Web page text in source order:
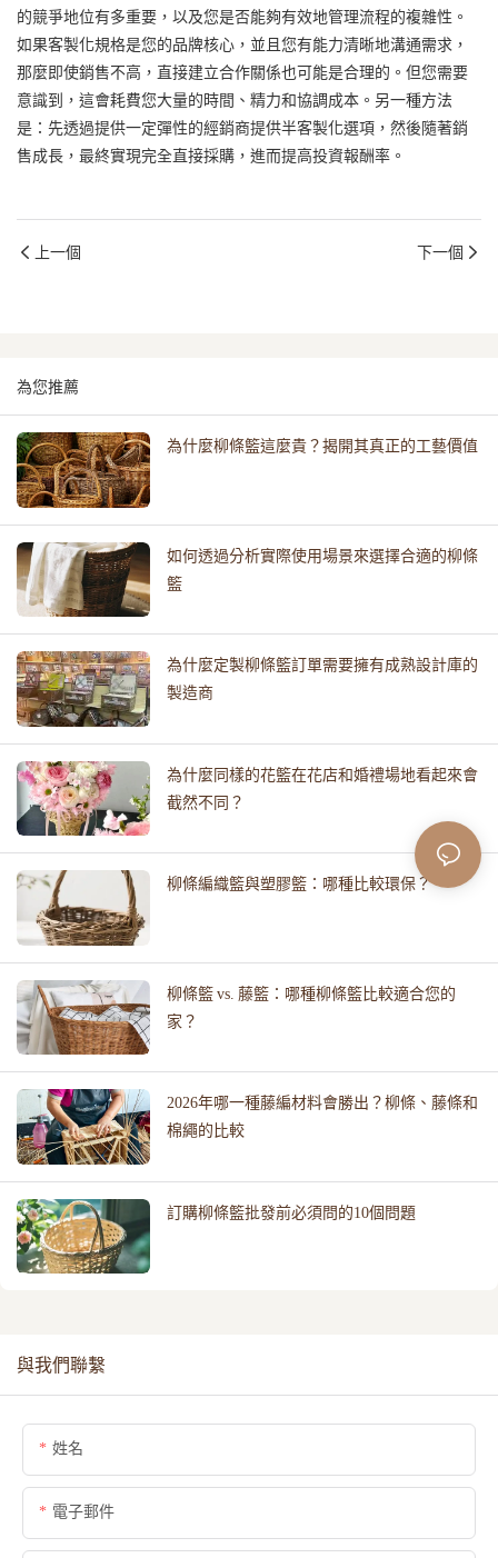
的競爭地位有多重要，以及您是否能夠有效地管理流程的複雜性。
如果客製化規格是您的品牌核心，並且您有能力清晰地溝通需求，
那麼即使銷售不高，直接建立合作關係也可能是合理的。但您需要
意識到，這會耗費您大量的時間、精力和協調成本。另一種方法
是：先透過提供一定彈性的經銷商提供半客製化選項，然後隨著銷
售成長，最終實現完全直接採購，進而提高投資報酬率。
上一個 下一個
為您推薦
為什麼柳條籃這麼貴？揭開其真正的工藝價值
如何透過分析實際使用場景來選擇合適的柳條
籃
為什麼定製柳條籃訂單需要擁有成熟設計庫的
製造商
為什麼同樣的花籃在花店和婚禮場地看起來會
截然不同？
柳條編織籃與塑膠籃：哪種比較環保？
柳條籃 vs. 藤籃：哪種柳條籃比較適合您的
家？
2026年哪一種藤編材料會勝出？柳條、藤條和
棉繩的比較
訂購柳條籃批發前必須問的10個問題
與我們聯繫
姓名
電子郵件